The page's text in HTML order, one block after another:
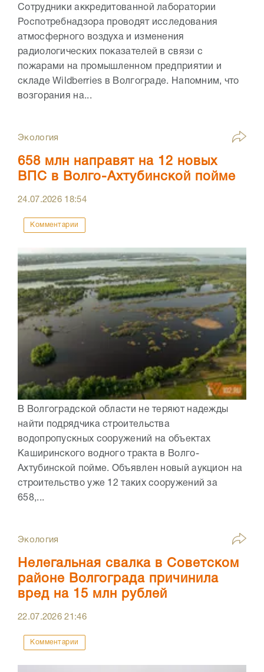
Сотрудники аккредитованной лаборатории
Роспотребнадзора проводят исследования
атмосферного воздуха и изменения
радиологических показателей в связи с
пожарами на промышленном предприятии и
складе Wildberries в Волгограде. Напомним, что
возгорания на...
Экология
658 млн направят на 12 новых
ВПС в Волго-Ахтубинской пойме
24.07.2026 18:54
Комментарии
В Волгоградской области не теряют надежды
найти подрядчика строительства
водопропускных сооружений на объектах
Каширинского водного тракта в Волго-
Ахтубинской пойме. Объявлен новый аукцион на
строительство уже 12 таких сооружений за
658,...
Экология
Нелегальная свалка в Советском
районе Волгограда причинила
вред на 15 млн рублей
22.07.202621:46
Комментарии